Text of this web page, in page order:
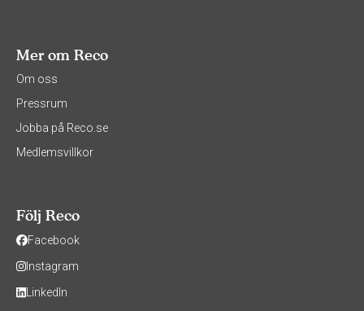
Mer om Reco
Om oss
Pressrum
Jobba på Reco.se
Medlemsvillkor
Följ Reco
Facebook
Instagram
LinkedIn